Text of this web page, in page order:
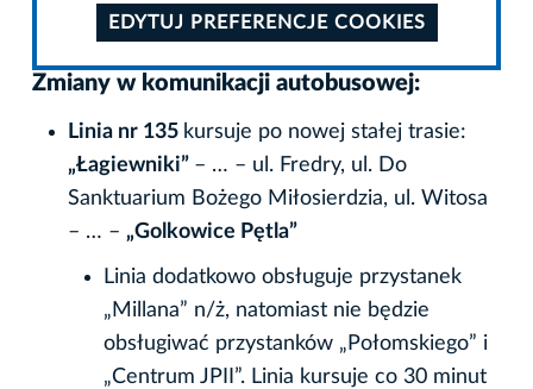
EDYTUJ PREFERENCJE COOKIES
Zmiany w komunikacji autobusowej:
Linia nr 135 kursuje po nowej stałej trasie:
„Łagiewniki” – … – ul. Fredry, ul. Do
Sanktuarium Bożego Miłosierdzia, ul. Witosa
– … – „Golkowice Pętla”
Linia dodatkowo obsługuje przystanek
„Millana” n/ż, natomiast nie będzie
obsługiwać przystanków „Połomskiego” i
„Centrum JPII”. Linia kursuje co 30 minut